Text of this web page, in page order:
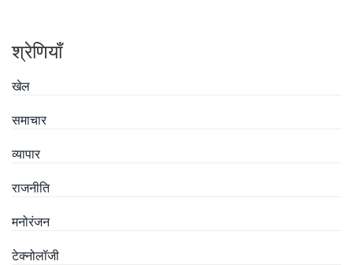
श्रेणियाँ
खेल
समाचार
व्यापार
राजनीति
मनोरंजन
टेक्नोलॉजी